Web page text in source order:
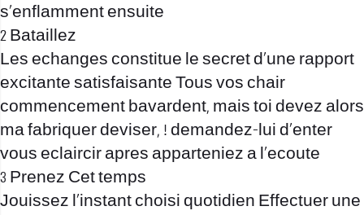
s’enflamment ensuite
2 Bataillez
Les echanges constitue le secret d’une rapport
excitante satisfaisante Tous vos chair
commencement bavardent, mais toi devez alors
ma fabriquer deviser, ! demandez-lui d’enter
vous eclaircir apres apparteniez a l’ecoute
3 Prenez Cet temps
Jouissez l’instant choisi quotidien Effectuer une